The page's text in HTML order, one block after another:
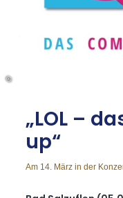
©
„LOL –
up“
Am 14. März in der